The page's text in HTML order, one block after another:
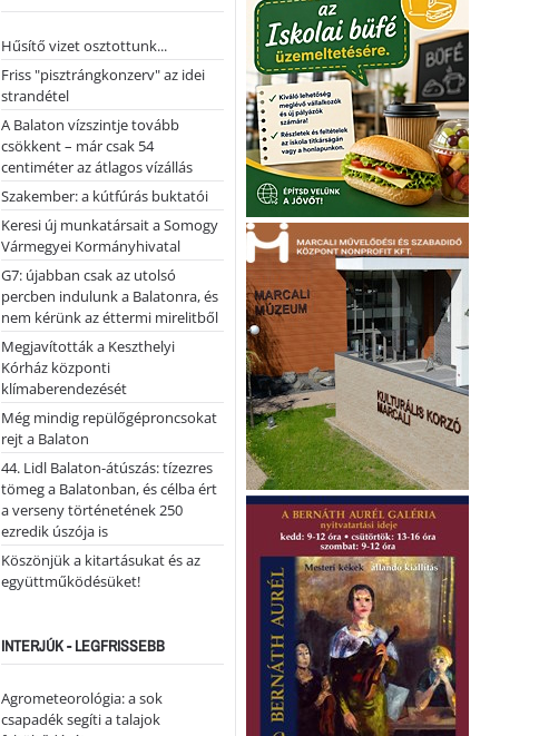
Hűsítő vizet osztottunk...
Friss "pisztrángkonzerv" az idei
strandétel
A Balaton vízszintje tovább
csökkent – már csak 54
centiméter az átlagos vízállás
Szakember: a kútfúrás buktatói
Keresi új munkatársait a Somogy
Vármegyei Kormányhivatal
G7: újabban csak az utolsó
percben indulunk a Balatonra, és
nem kérünk az éttermi mirelitből
Megjavították a Keszthelyi
Kórház központi
klímaberendezését
Még mindig repülőgéproncsokat
rejt a Balaton
44. Lidl Balaton-átúszás: tízezres
tömeg a Balatonban, és célba ért
a verseny történetének 250
ezredik úszója is
Köszönjük a kitartásukat és az
együttműködésüket!
INTERJÚK - LEGFRISSEBB
Agrometeorológia: a sok
csapadék segíti a talajok